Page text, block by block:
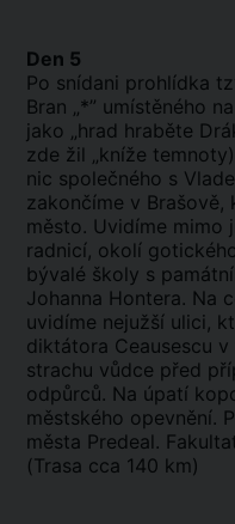
Den 5
Po snídani prohlídka
Bran „*” umístěného
jako „hrad hraběte
zde žil „kníže
nic společného s
zakončíme v Brašově,
město. Uvidíme mimo
radnicí, okolí
bývalé školy s
Johanna Hontera. Na
uvidíme nejužší ulici,
diktátora Ceausescu
strachu vůdce před
odpůrců. Na úpatí
městského opevnění.
města Predeal.
(Trasa cca 140 km)